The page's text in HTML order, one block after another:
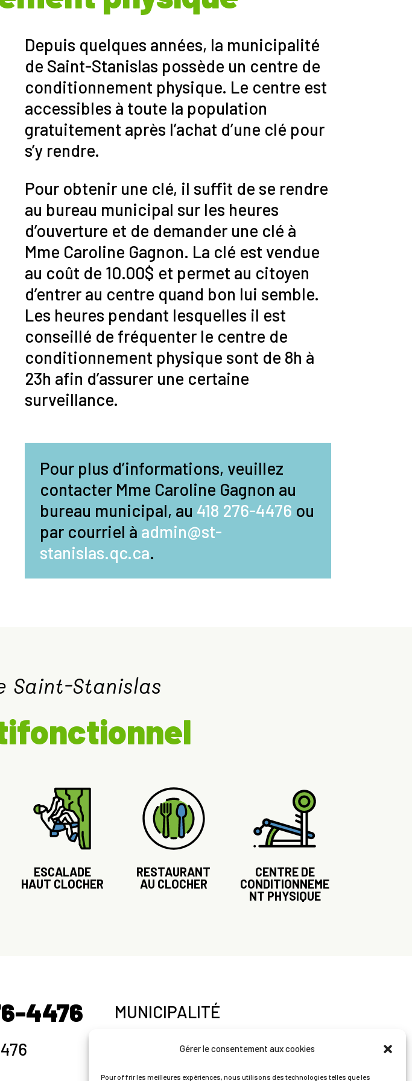
Gérer le consentement aux cookies
Pour offrir les meilleures expériences, nous utilisons des technologies telles que les
Depuis quelques années, la municipalité
de Saint-Stanislas possède un centre de
conditionnement physique. Le centre est
accessibles à toute la population
gratuitement après l’achat d’une clé pour
s’y rendre.
Pour obtenir une clé, il suffit de se rendre
au bureau municipal sur les heures
d’ouverture et de demander une clé à
Mme Caroline Gagnon. La clé est vendue
au coût de 10.00$ et permet au citoyen
d’entrer au centre quand bon lui semble.
Les heures pendant lesquelles il est
conseillé de fréquenter le centre de
conditionnement physique sont de 8h à
23h afin d’assurer une certaine
surveillance.
Pour plus d’informations, veuillez
contacter Mme Caroline Gagnon au
bureau municipal, au 418 276-4476 ou
par courriel à admin@st-
stanislas.qc.ca.
Saint-Stanislas
ESCALADE
HAUT CLOCHER
RESTAURANT
AU CLOCHER
CENTRE DE
CONDITIONNEME
NT PHYSIQUE
4476
MUNICIPALITÉ
SERVICES CITOYENS